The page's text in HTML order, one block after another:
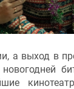
а выход в